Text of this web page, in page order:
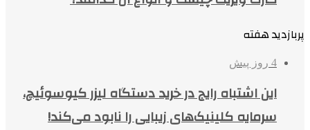
پربازدید هفته
4 روز پیش
این اشتباه رایج در خرید دستگاه لیزر کیوسوئیچ،
سرمایه کلینیک‌های زیبایی را نابود می‌کند!